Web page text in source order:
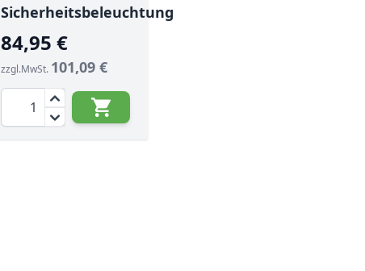
Sicherheitsbeleuchtung
84,95 €
zzgl.MwSt. 101,09 €
Menge